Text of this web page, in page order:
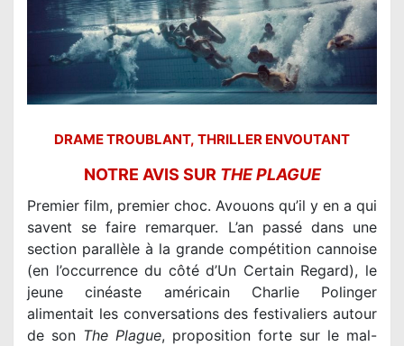
DRAME TROUBLANT, THRILLER ENVOUTANT
NOTRE AVIS SUR THE PLAGUE
Premier film, premier choc. Avouons qu’il y en a qui
savent se faire remarquer. L’an passé dans une
section parallèle à la grande compétition cannoise
(en l’occurrence du côté d’Un Certain Regard), le
jeune cinéaste américain Charlie Polinger
alimentait les conversations des festivaliers autour
de son The Plague, proposition forte sur le mal-